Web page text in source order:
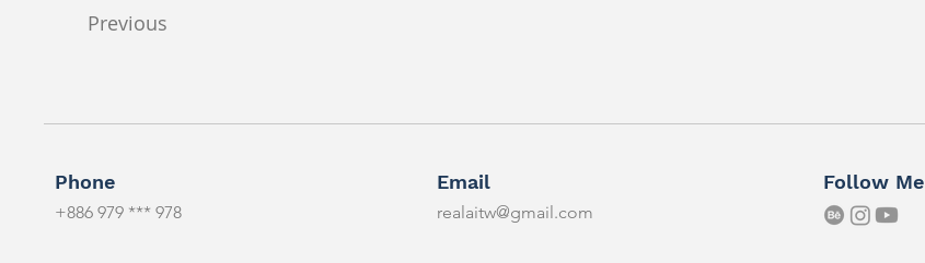
Previous
Phone
+886 979 *** 978
Email
realaitw@gmail.com
Follow Me